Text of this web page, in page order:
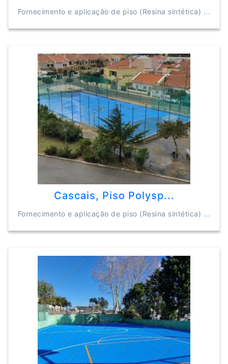
Fornecimento e aplicação de piso (Resina sintética) ...
Cascais, Piso Polysp...
Fornecimento e aplicação de piso (Resina sintética) ...